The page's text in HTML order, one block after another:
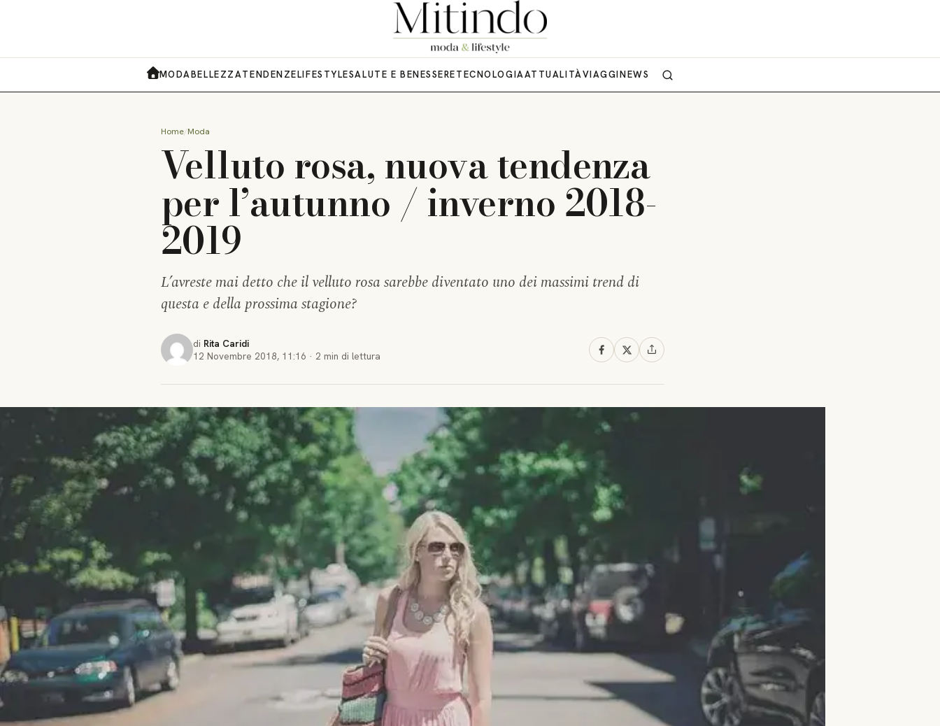
MODABELLEZZATENDENZELIFESTYLESALUTE E BENESSERETECNOLOGIAATTUALITÀVIAGGINEWS
Home Moda
Velluto rosa, nuova tendenza
per l’autunno / inverno 2018-
2019
L’avreste mai detto che il velluto rosa sarebbe diventato uno dei massimi trend di
questa e della prossima stagione?
di Rita Caridi
12 Novembre 2018, 11:16 · 2 min di lettura